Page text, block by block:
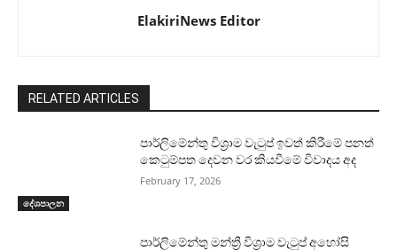
ElakiriNews Editor
RELATED ARTICLES
දේශපාලන
පාර්ලිමේන්තු විශ්‍රාම වැටුප් ඉවත් කිරීමේ පනත්
කෙටුම්පත දෙවන වර කියවීමේ විවාදය අද
February 17, 2026
පාර්ලිමේන්තු මන්ත්‍රී විශ්‍රාම වැටුප් අහෝසි